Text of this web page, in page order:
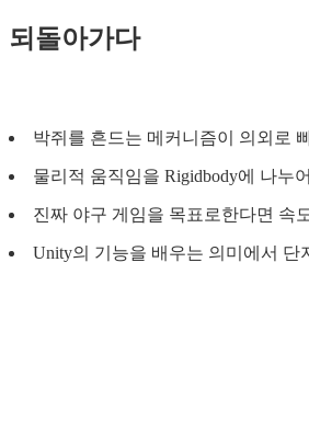
되돌아가다
박쥐를 흔드는 메커니즘이 의외로
물리적 움직임을 Rigidbody에 나누
진짜 야구 게임을 목표로한다면 속
Unity의 기능을 배우는 의미에서